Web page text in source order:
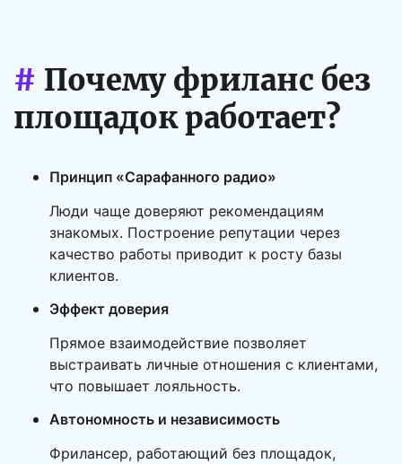
# Почему фриланс без
площадок работает?
Принцип «Сарафанного радио»
Люди чаще доверяют рекомендациям
знакомых. Построение репутации через
качество работы приводит к росту базы
клиентов.
Эффект доверия
Прямое взаимодействие позволяет
выстраивать личные отношения с клиентами,
что повышает лояльность.
Автономность и независимость
Фрилансер, работающий без площадок,